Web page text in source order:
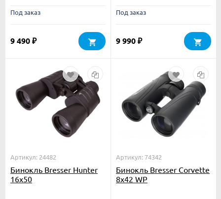
Под заказ
9 490 ₽
Под заказ
9 990 ₽
Артикул: 24482
Бинокль Bresser Hunter
16x50
Артикул: 74342
Бинокль Bresser Corvette
8x42 WP